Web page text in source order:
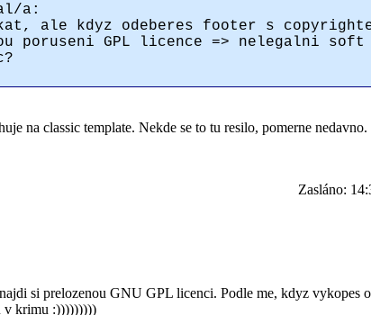
a:
ale kdyz odeberes footer s
poruseni GPL licence => nelegalni soft
na classic template. Nekde se to tu resilo, pomerne nedavno.
Zasláno:
si prelozenou GNU GPL licenci. Podle me, kdyz vykopes
v krimu :)))))))))